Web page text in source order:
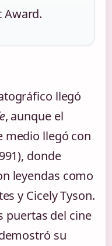
Award.
llegó
, aunque el
medio llegó con
donde
leyendas como
y Cicely Tyson.
puertas del cine
su